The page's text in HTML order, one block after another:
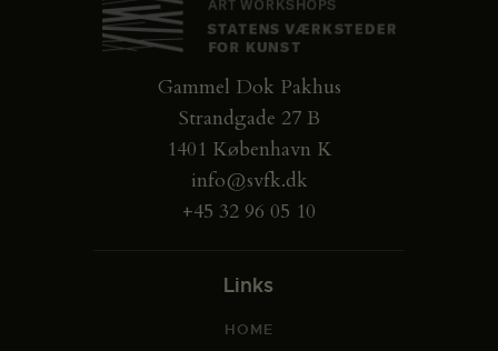
Gammel Dok Pakhus
Strandgade 27 B
1401 København K
info@svfk.dk
+45 32 96 05 10
Links
HOME